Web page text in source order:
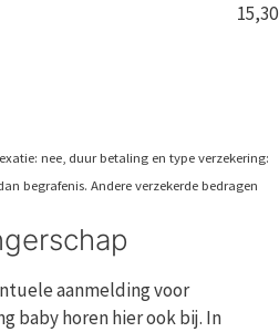
15,30
nee, duur betaling en type verzekering:
begrafenis. Andere verzekerde bedragen
aanmelding voor
baby horen hier ook bij. In